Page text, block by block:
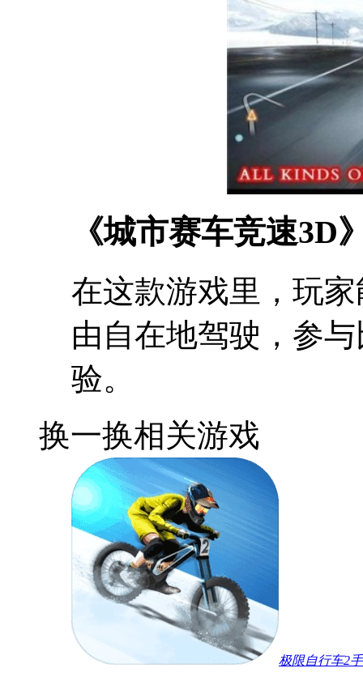
《城市赛车竞速3D
在这款游戏里，玩
由自在地驾驶，参
验。
换一换相关游戏
极限自行车2